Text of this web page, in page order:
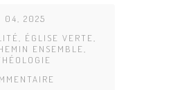
04, 2025
ÉGLISE VERTE
ENSEMBLE